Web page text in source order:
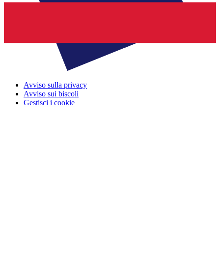
Avviso sulla privacy
Avviso sui biscoli
Gestisci i cookie